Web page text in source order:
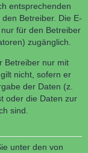
entsprechenden
Betreiber. Die E-
für den Betreiber
zugänglich.
Betreiber nur mit
nicht, sofern er
der Daten (z.
oder die Daten zur
sind.
unter den von